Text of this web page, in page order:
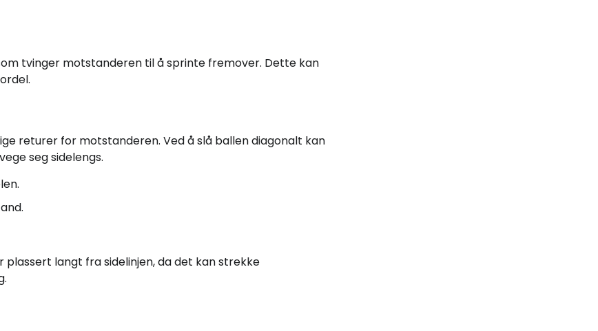
tvinger motstanderen til å sprinte fremover. Dette kan
returer for motstanderen. Ved å slå ballen diagonalt kan
seg sidelengs.
langt fra sidelinjen, da det kan strekke